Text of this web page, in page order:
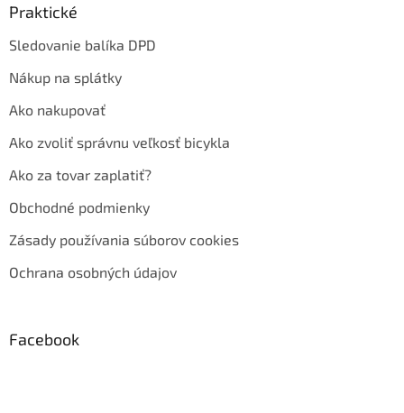
Praktické
Sledovanie balíka DPD
Nákup na splátky
Ako nakupovať
Ako zvoliť správnu veľkosť bicykla
Ako za tovar zaplatiť?
Obchodné podmienky
Zásady používania súborov cookies
Ochrana osobných údajov
Facebook